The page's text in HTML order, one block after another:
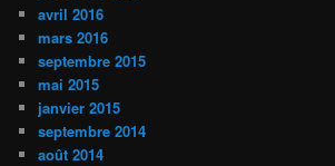
avril 2016
mars 2016
septembre 2015
mai 2015
janvier 2015
septembre 2014
août 2014